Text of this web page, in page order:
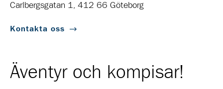
Carlbergsgatan 1, 412 66 Göteborg
Kontakta oss
Äventyr och kompisar!